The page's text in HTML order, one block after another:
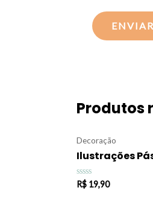
Produtos
Decoração
Ilustrações
Avaliação
R$19,90